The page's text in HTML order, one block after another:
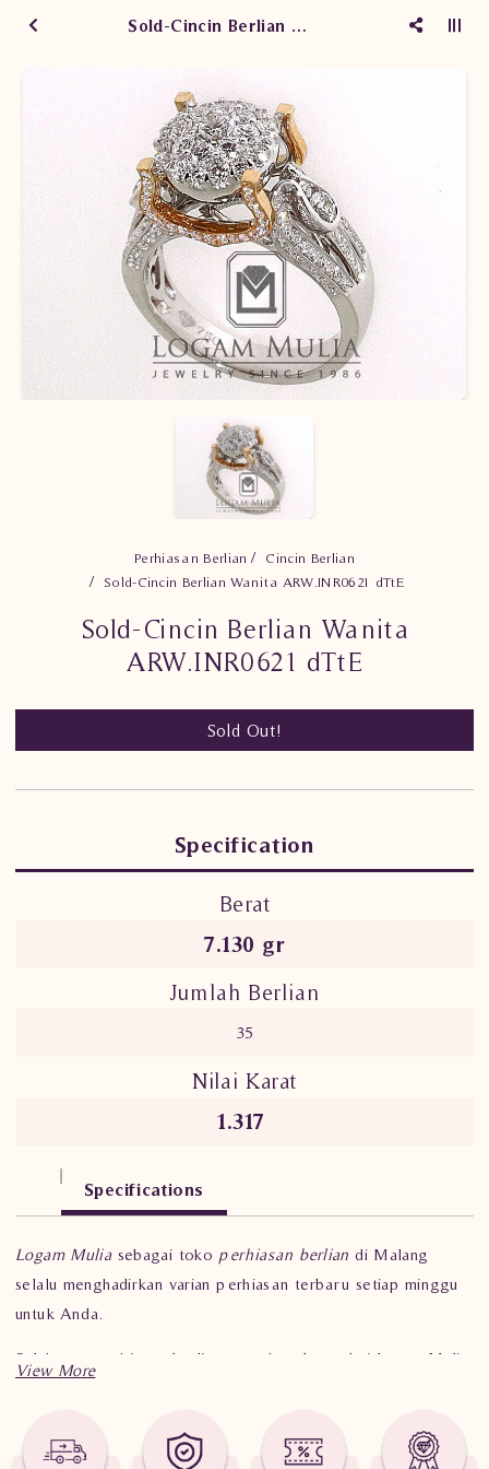
Sold-Cincin Berlian Wanita ARW.INR0621 dTtE
Perhiasan Berlian
Cincin Berlian
Sold-Cincin Berlian Wanita ARW.INR0621 dTtE
Sold-Cincin Berlian Wanita
ARW.INR0621 dTtE
Sold Out!
Specification
Berat
7.130 gr
Jumlah Berlian
35
Nilai Karat
1.317
Specifications
Logam Muliasebagai toko perhiasan berlian di Malang
selalu menghadirkan varian perhiasan terbaru setiap minggu
untuk Anda.
Salah satu perhiasan berlian mewah terbaru dari logam Mulia
ini memiliki bentuk seperti mahkota dengan 35
batu berlian
serta memadukan white gold dan rose gold